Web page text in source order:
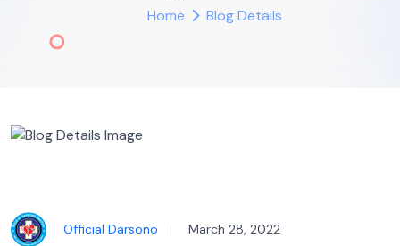
Home Blog Details
Official Darsono March 28, 2022